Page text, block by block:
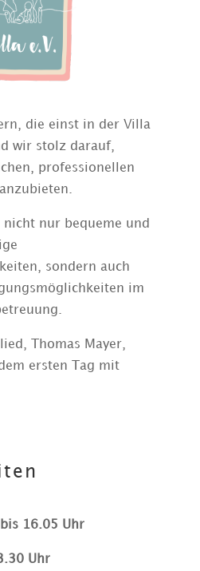
die einst in der Villa
wir stolz darauf,
professionellen
nur bequeme und
sondern auch
im
Thomas Mayer,
ersten Tag mit
16.05 Uhr
Uhr